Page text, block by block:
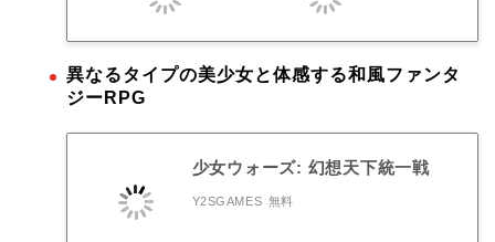
異なるタイプの美少女と体感する和風ファンタ
ジーRPG
少女ウォーズ: 幻想天下統一戦
Y2SGAMES 無料